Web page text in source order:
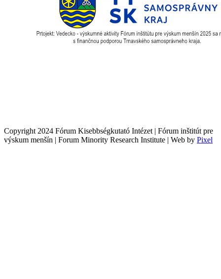
Copyright 2024 Fórum Kisebbségkutató Intézet | Fórum inštitút pre
výskum menšín | Forum Minority Research Institute | Web by Pixel